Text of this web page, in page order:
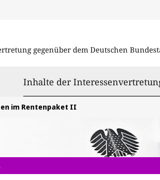
gegenüber dem Deutschen
Inhalte der
im Rentenpaket II